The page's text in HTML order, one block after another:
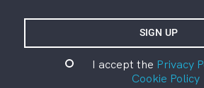
I accept the Privacy
Cookie Policy